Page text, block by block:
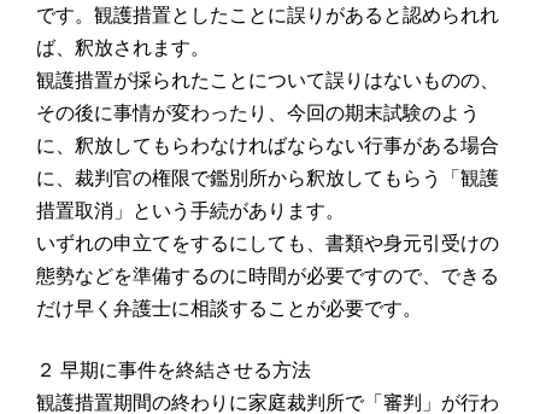
です。観護措置としたことに誤りがあると認められれ
ば、釈放されます。
観護措置が採られたことについて誤りはないものの、
その後に事情が変わったり、今回の期末試験のよう
に、釈放してもらわなければならない行事がある場合
に、裁判官の権限で鑑別所から釈放してもらう「観護
措置取消」という手続があります。
いずれの申立てをするにしても、書類や身元引受けの
態勢などを準備するのに時間が必要ですので、できる
だけ早く弁護士に相談することが必要です。
２ 早期に事件を終結させる方法
観護措置期間の終わりに家庭裁判所で「審判」が行わ